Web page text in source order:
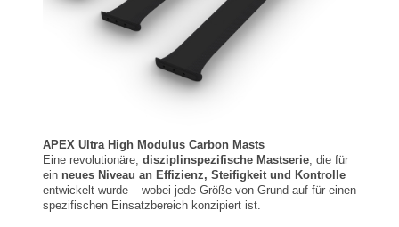
APEX Ultra High Modulus Carbon Masts
Eine revolutionäre, disziplinspezifische Mastserie , die für
ein neues Niveau an Effizienz, Steifigkeit und Kontrolle
entwickelt wurde – wobei jede Größe von Grund auf für einen
spezifischen Einsatzbereich konzipiert ist.